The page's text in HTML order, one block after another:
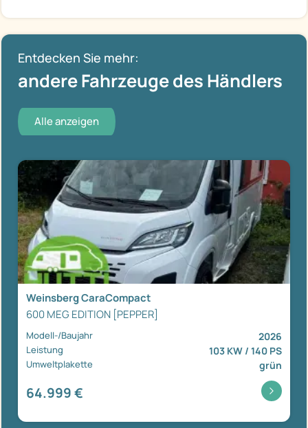
Entdecken Sie mehr:
andere Fahrzeuge des Händlers
Alle anzeigen
Weinsberg CaraCompact
600 MEG EDITION [PEPPER]
Modell-/Baujahr 2026
Leistung 103 KW / 140 PS
Umweltplakette grün
64.999 €